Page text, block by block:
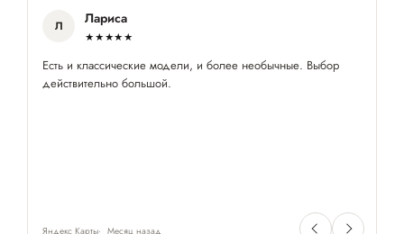
Л Лариса
★★★★★
Есть и классические модели, и более необычные. Выбор
действительно большой.
Яндекс Карты Месяц назад